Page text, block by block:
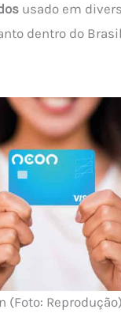
usado em
dentro do
(Foto: Reprodução)